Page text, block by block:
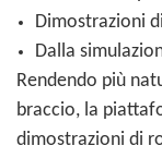
Dimostrazioni
Dalla
Rendendo più
braccio, la
dimostrazioni di